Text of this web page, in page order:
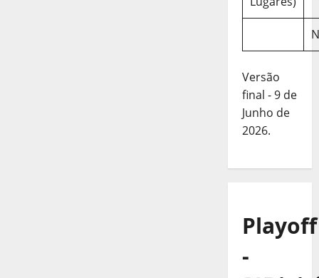
Versão
final - 9 de
Junho de
2026.
Playoff
-